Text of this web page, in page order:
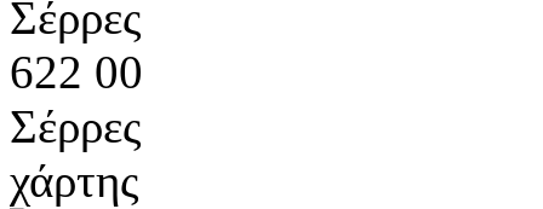
Σέρρες
622 00
Σέρρες
χάρτης